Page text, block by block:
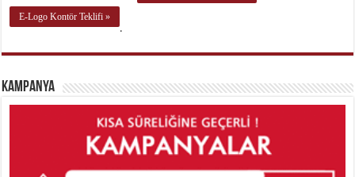
E-Logo Kontör Teklifi »
.
Kampanya